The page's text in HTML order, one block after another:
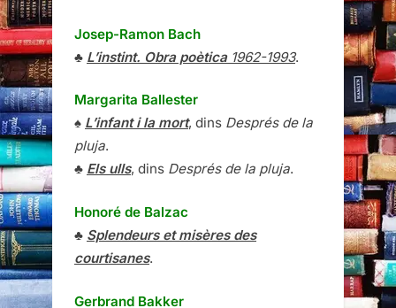
Josep-Ramon Bach
♣ L’instint. Obra poètica1962-1993.
Margarita Ballester
♠ L’infant i la mort, dins Després de la
pluja.
♣ Els ulls, dins Després de la pluja.
Honoré de Balzac
♣ Splendeurs et misères des
courtisanes.
Gerbrand Bakker